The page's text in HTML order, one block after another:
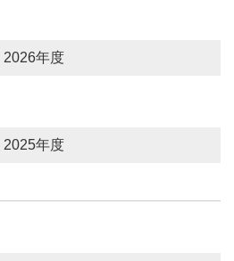
2026年度
2025年度